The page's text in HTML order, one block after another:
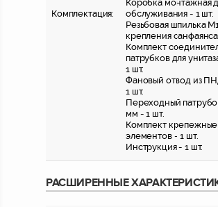
Комплектация:
Коробка монтажная
обслуживания - 1 шт.
Резьбовая шпилька
крепления
Комплект
патрубков для
1 шт.
Фановый отвод из
1 шт.
Переходный
мм - 1 шт.
Комплект крепежные
элементов - 1 шт.
Инструкция - 1 шт.
РАСШИРЕННЫЕ